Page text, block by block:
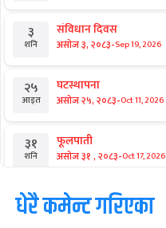
३
शनि
संविधान दिवस
असोज ३, २०८३-Sep 19, 2026
२५
आइत
घटस्थापना
असोज २५, २०८३-Oct 11, 2026
३१
शनि
फूलपाती
असोज ३१ , २०८३-Oct 17, 2026
१
आइत
कार्तिक सङ्क्रान्ति
कार्तिक १, २०८३-Oct 18, 2026
धेरै कमेन्ट गरिएका